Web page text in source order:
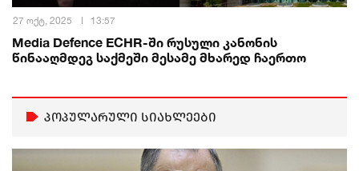
27 ოქტ, 2025 13:57
Media Defence ECHR-ში რუსული კანონის
წინააღმდეგ საქმეში მესამე მხარედ ჩაერთო
პოპულარული სიახლეები